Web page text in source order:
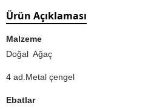
Ürün Açıklaması
Malzeme
Doğal Ağaç
4 ad.Metal çengel
Ebatlar